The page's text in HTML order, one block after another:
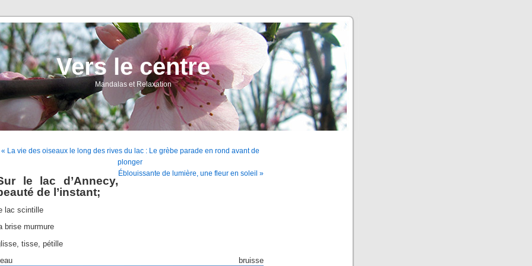
Vers le centre
Mandalas et Relaxation
« La vie des oiseaux le long des rives du lac : Le grèbe parade en rond avant de
plonger
Éblouissante de lumière, une fleur en soleil »
le lac d’Annecy,
de l’instant;
lac scintille
brise murmure
tisse, pétille
bruisse